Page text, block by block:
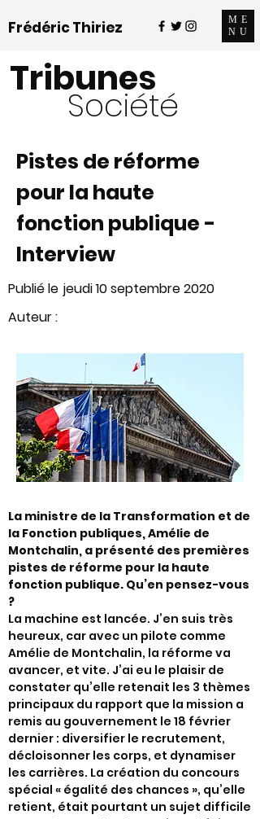
Frédéric Thiriez
ME
NU
Tribunes
Société
Pistes de réforme
pour la haute
fonction publique -
Interview
jeudi 10 septembre 2020
Publié le
Auteur :
La ministre de la Transformation et de
la Fonction publiques, Amélie de
Montchalin, a présenté des premières
pistes de réforme pour la haute
fonction publique. Qu’en pensez-vous
?
La machine est lancée. J’en suis très
heureux, car avec un pilote comme
Amélie de Montchalin, la réforme va
avancer, et vite. J’ai eu le plaisir de
constater qu’elle retenait les 3 thèmes
principaux du rapport que la mission a
remis au gouvernement le 18 février
dernier : diversifier le recrutement,
décloisonner les corps, et dynamiser
les carrières. La création du concours
spécial « égalité des chances », qu’elle
retient, était pourtant un sujet difficile